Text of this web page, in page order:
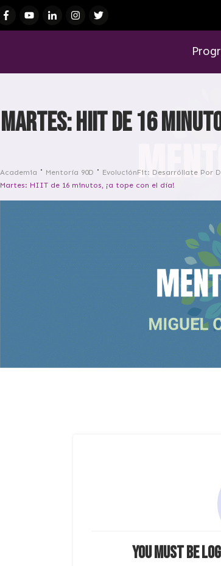
Martes: HIIT de 16
Academia Mentoría 90D EvoluciónFit: Desarróllate Por
Martes: HIIT de 16 minutos, ¡a tope con el día!
You must be